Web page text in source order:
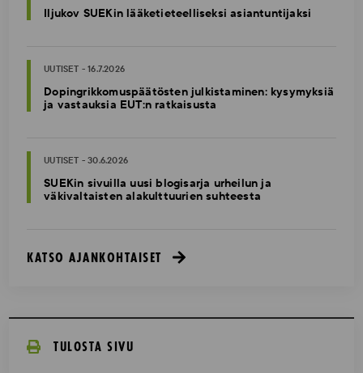
Iljukov SUEKin lääketieteelliseksi asiantuntijaksi
UUTISET - 16.7.2026
Dopingrikkomuspäätösten julkistaminen: kysymyksiä
ja vastauksia EUT:n ratkaisusta
UUTISET - 30.6.2026
SUEKin sivuilla uusi blogisarja urheilun ja
väkivaltaisten alakulttuurien suhteesta
KATSO AJANKOHTAISET
TULOSTA SIVU